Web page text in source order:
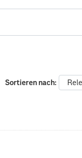
Sortieren nach